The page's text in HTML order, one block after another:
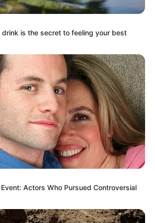
será realizada pela Secretaria Acadêmica
is the secret to feeling your best
Actors Who Pursued Controversial